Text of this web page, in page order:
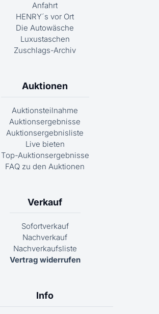
Anfahrt
HENRY´s vor Ort
Die Autowäsche
Luxustaschen
Zuschlags-Archiv
Auktionen
Auktionsteilnahme
Auktionsergebnisse
Auktionsergebnisliste
Live bieten
Top-Auktionsergebnisse
FAQ zu den Auktionen
Verkauf
Sofortverkauf
Nachverkauf
Nachverkaufsliste
Vertrag widerrufen
Info